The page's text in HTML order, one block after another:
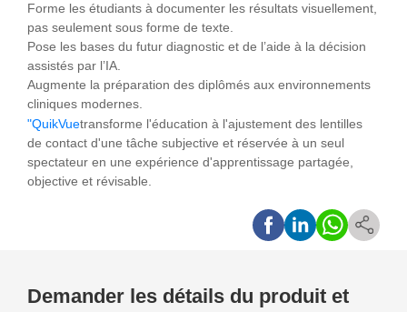
Forme les étudiants à documenter les résultats visuellement,
pas seulement sous forme de texte.
Pose les bases du futur diagnostic et de l’aide à la décision
assistés par l’IA.
Augmente la préparation des diplômés aux environnements
cliniques modernes.
"QuikVuetransforme l'éducation à l'ajustement des lentilles
de contact d'une tâche subjective et réservée à un seul
spectateur en une expérience d'apprentissage partagée,
objective et révisable.
Demander les détails du produit et